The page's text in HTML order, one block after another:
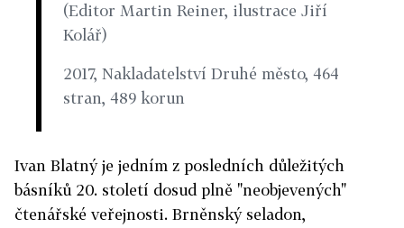
(Editor Martin Reiner, ilustrace Jiří
Kolář)
2017, Nakladatelství Druhé město, 464
stran, 489 korun
Ivan Blatný je jedním z posledních důležitých
básníků 20. století dosud plně "neobjevených"
čtenářské veřejnosti. Brněnský seladon,